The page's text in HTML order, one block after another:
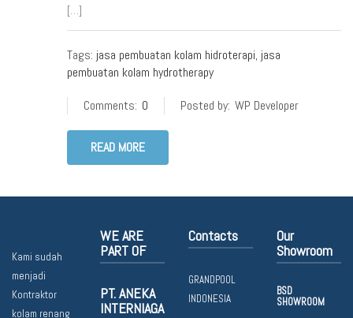
[…]
Tags: jasa pembuatan kolam hidroterapi, jasa
pembuatan kolam hydrotherapy
Comments: 0 Posted by: WP Developer
READ MORE
Kami sudah
menjadi
Kontraktor
kolam renang
WE ARE
PART OF
PT. ANEKA
INTERNIAGA
Contacts
GRANDPOOL
INDONESIA
Our
Showroom
BSD
SHOWROOM